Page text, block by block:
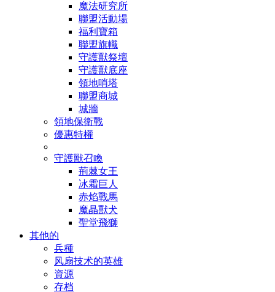
魔法研究所
聯盟活動場
福利寶箱
聯盟旗幟
守護獸祭壇
守護獸底座
領地哨塔
聯盟商城
城牆
領地保衛戰
優惠特權
守護獸召喚
荊棘女王
冰霜巨人
赤焰戰馬
魔晶獸犬
聖堂飛獅
其他的
兵種
风扇技术的英雄
資源
存档